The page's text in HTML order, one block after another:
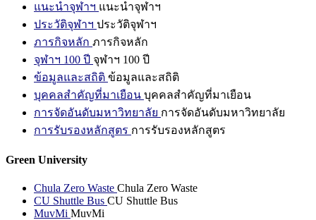
แนะนำจุฬาฯ แนะนำจุฬาฯ
ประวัติจุฬาฯ ประวัติจุฬาฯ
ภารกิจหลัก ภารกิจหลัก
จุฬาฯ 100 ปี จุฬาฯ 100 ปี
ข้อมูลและสถิติ ข้อมูลและสถิติ
บุคคลสำคัญที่มาเยือน บุคคลสำคัญที่มาเยือน
การจัดอันดับมหาวิทยาลัย การจัดอันดับมหาวิทยาลัย
การรับรองหลักสูตร การรับรองหลักสูตร
Green University
Chula Zero Waste Chula Zero Waste
CU Shuttle Bus CU Shuttle Bus
MuvMi MuvMi